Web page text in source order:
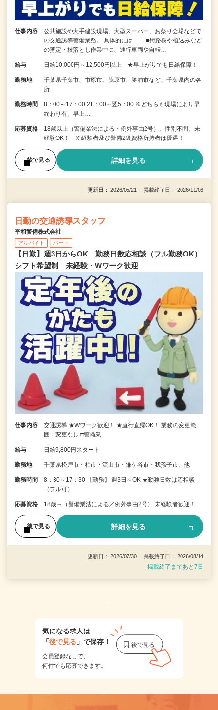
仕事内容
公共施設や大手建設現場、大型スーパー、お祭り会場などで
の交通誘導警備業務。 具体的には…… ■街路樹や植込みなど
の剪定・枝落とし作業中に、通行車両や自転…
給与 日給10,000円～12,500円以上 ★早上がりでも日給保障！
勤務地
千葉県千葉市、市原市、茂原市、勝浦市など、千葉県内の各
所
勤務時間
8：00～17：00 21：00～翌5：00 ※どちらも現場により早
終わり有。早上…
応募資格
18歳以上（警備業法による・例外事由2号）、性別不問、未
経験OK！ ※経験者及び警備2級資格所持者は優遇！
後で見る 詳細を見る
更新日： 2026/05/21 掲載終了日： 2026/11/06
日勤の交通誘導スタッフ
平和警備株式会社
アルバイト パート
【日勤】週3日からOK 勤務日数応相談（フル勤務OK）
シフト希望制 未経験・Wワーク歓迎
仕事内容
交通誘導 ★Wワーク歓迎！ ★直行直帰OK！ 業務の変更範
囲：変更なし □警備業
給与 日給9,800円スタート
勤務地 千葉県松戸市・柏市・流山市・鎌ケ谷市・我孫子市、他
勤務時間
8：30～17：30 【勤務】 週3日～OK ★勤務日数は応相談
（フル可）
応募資格 18歳～（警備業法による／例外事由2号） 未経験者歓迎！
後で見る 詳細を見る
更新日： 2026/07/30 掲載終了日： 2026/08/14
掲載終了まであと7日
1
気になる求人は
「後で見る 」で保存！
会員登録なしで、
何件でも応募できます。